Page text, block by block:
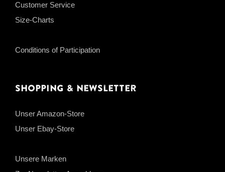
Customer Service
Size-Charts
Conditions of Participation
Shopping & Newsletter
Unser Amazon-Store
Unser Ebay-Store
Unsere Marken